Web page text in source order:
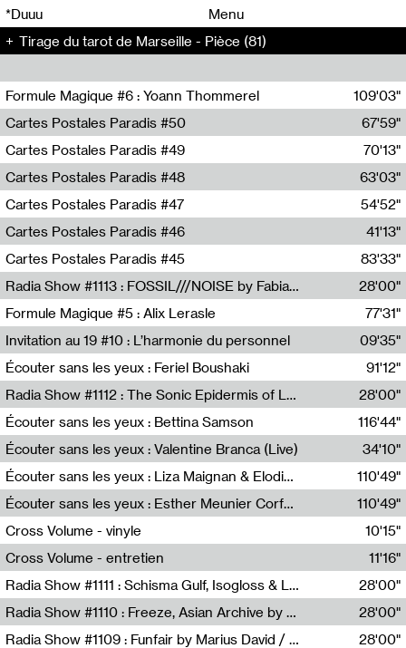
*Duuu
Menu
Tirage du tarot de Marseille - Pièce (81)
Formule Magique #6 : Yoann Thommerel
Nathalie Lacroix,Yoann Thommerel
109'03"
Cartes Postales Paradis #50
Zoé Leroux
67'59"
Cartes Postales Paradis #49
Aurore Portales
70'13"
Cartes Postales Paradis #48
Mathias Dupaquier
63'03"
Cartes Postales Paradis #47
Raymond Engramer
54'52"
Cartes Postales Paradis #46
Sarah Banville
41'13"
Cartes Postales Paradis #45
Mateo Cuin
83'33"
Radia Show #1113 : FOSSIL///NOISE by Fabiana Gibim / Wave Farm
Wave Farm
28'00"
Formule Magique #5 : Alix Lerasle
Nathalie Lacroix
77'31"
Invitation au 19 #10 : L’harmonie du personnel
19, CRAC
09'35"
Écouter sans les yeux : Feriel Boushaki
Feriel Boushaki
91'12"
Radia Show #1112 : The Sonic Epidermis of Lake Léman by Paul Courlet / Guest Slot
28'00"
Écouter sans les yeux : Bettina Samson
Bettina Samson
116'44"
Écouter sans les yeux : Valentine Branca (Live)
Valentine Branca
34'10"
Écouter sans les yeux : Liza Maignan & Elodie Lecat
Liza Maignan,Elodie Lecat
110'49"
Écouter sans les yeux : Esther Meunier Corfdyr
Esther Meunier Corfdyr
110'49"
Cross Volume - vinyle
10'15"
Cross Volume - entretien
11'16"
Radia Show #1111 : Schisma Gulf, Isogloss & Lament For The Old Clock By Harvey Young / Resonance
Resonance
28'00"
Radia Show #1110 : Freeze, Asian Archive by Avita Maheen / Radio Worm
Radio WORM
28'00"
Radia Show #1109 : Funfair by Marius David / JET FM
28'00"
00 00
00 00